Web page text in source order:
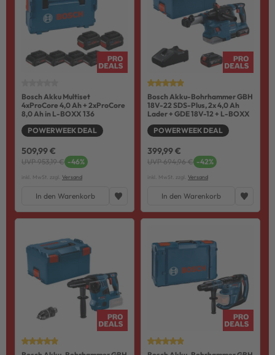
Bosch Akku Multiset
4xProCore 4,0 Ah + 2xProCore
8,0 Ah in L-BOXX 136
POWERWEEK DEAL
509,99 €
UVP 953,19 € -46%
inkl. MwSt. zzgl. Versand
In den Warenkorb
Bosch Akku-Bohrhammer GBH
18V-22 SDS-Plus, 2x 4,0 Ah
Lader + GDE 18V-12 + L-BOXX
POWERWEEK DEAL
399,99 €
UVP 694,96 € -42%
inkl. MwSt. zzgl. Versand
In den Warenkorb